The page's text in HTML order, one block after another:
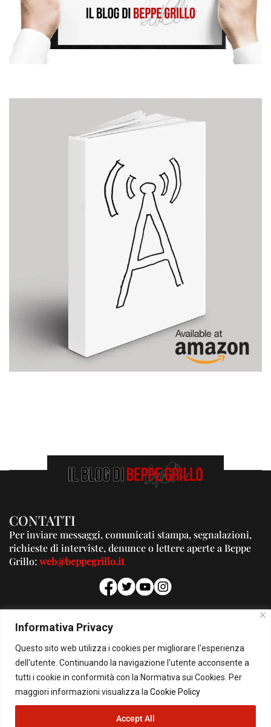
Informativa Privacy
Questo sito web utilizza i cookies per migliorare l'esperienza
dell'utente. Continuando la navigazione l'utente acconsente a
tutti i cookie in conformità con la Normativa sui Cookies. Per
maggiori informazioni visualizza la Cookie Policy
Accept All
CONTATTI
Per inviare messaggi, comunicati stampa, segnalazioni,
richieste di interviste, denunce o lettere aperte a Beppe
Grillo:web@beppegrillo.it
PUBBLICITA'
Per la tua pubblicità su questo Blog:
pubblicita@beppegrillo.it
© Copyright 2026 - Il Blog di Beppe Grillo. All Rights Reserved - Powered by